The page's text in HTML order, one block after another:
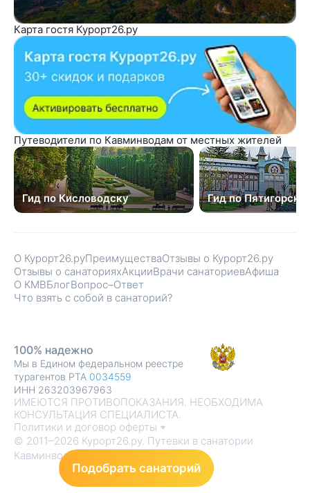
Карта гостя Курорт26.ру
Путеводители по Кавминводам от местных жителей
Гид по Кисловодску Гид по Пятигорску
О Курорт26.руПреимуществаОтзывы о Курорт26.ру
Отзывы о санаторияхАкцииВрачи санаториевАфиша
О КМВБлогВопрос–Ответ
Что взять с собой в санаторий?
ИМЕЮТСЯ ПРОТИВОПОКАЗАНИЯ. НЕОБХОДИМА
КОНСУЛЬТАЦИЯ СПЕЦИАЛИСТА.
Политики и договор оферты
© 2011–2026 Курорт26.ру. Путевки в санатории
Кавминвод
100% надежно
Мы в Едином федеральном реестре
турагентов РТА 0034559
ИНН 263203967963
Подобрать санаторий